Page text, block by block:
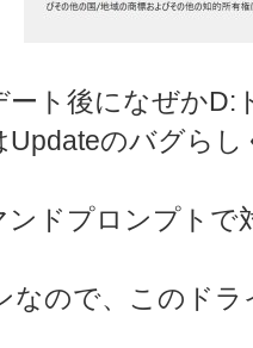
ート後になぜか
Updateのバグら
ンドプロンプトで
なので、このド